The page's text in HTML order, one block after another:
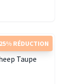
25% RÉDUCTION
Taupe